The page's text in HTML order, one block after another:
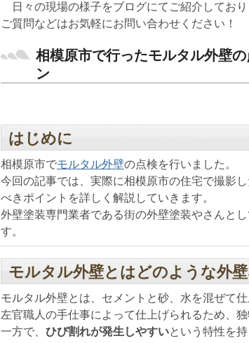
日々の現場の様子をブログにてご紹介しており
ご質問などはお気軽にお問い合わせください！
相模原市で行ったモルタル外壁
ン
はじめに
相模原市でモルタル外壁の点検を行いました。
今回の記事では、実際に相模原市の住宅で撮影
べきポイントを詳しく解説していきます。
外壁塗装専門業者である街の外壁塗装やさんと
す。
モルタル外壁とはどのような外
モルタル外壁とは、セメントと砂、水を混ぜて
左官職人の手仕事によって仕上げられるため、
一方で、 ひび割れが発生しやすいという特性を